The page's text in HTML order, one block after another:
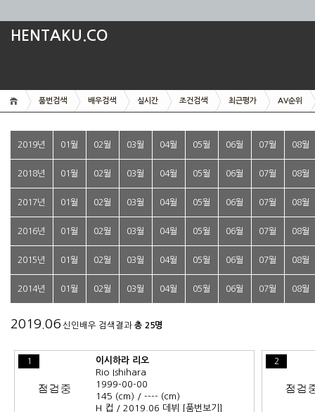
HENTAKU.CO
품번검색 배우검색 실시간 조건검색 최근평가 AV순위
2019년 01월 02월 03월 04월 05월 06월 07월 08월
2018년 01월 02월 03월 04월 05월 06월 07월 08월
2017년 01월 02월 03월 04월 05월 06월 07월 08월
2016년 01월 02월 03월 04월 05월 06월 07월 08월
2015년 01월 02월 03월 04월 05월 06월 07월 08월
2014년 01월 02월 03월 04월 05월 06월 07월 08월
2019.06 신인배우 검색결과 총 25명
1
이시하라 리오
Rio Ishihara
1999-00-00
145 (cm) / ---- (cm)
H 컵 / 2019.06 데뷔
[품번보기]
2